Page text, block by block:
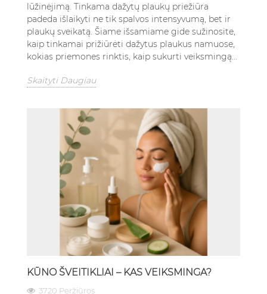
lūžinėjimą. Tinkama dažytų plaukų priežiūra
padeda išlaikyti ne tik spalvos intensyvumą, bet ir
plaukų sveikatą. Šiame išsamiame gide sužinosite,
kaip tinkamai prižiūrėti dažytus plaukus namuose,
kokias priemones rinktis, kaip sukurti veiksmingą...
Skaityti Daugiau
KŪNO ŠVEITIKLIAI – KAS VEIKSMINGA?
3720 Peržiūros